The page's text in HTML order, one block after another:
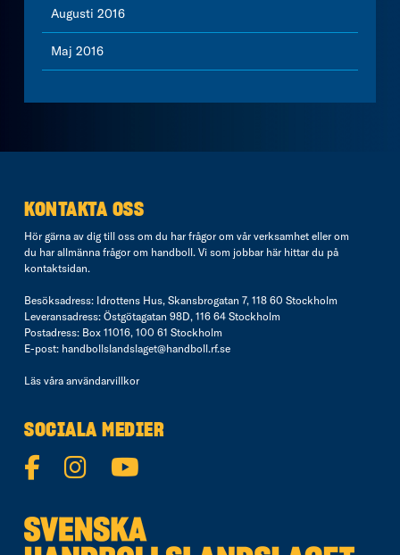
Augusti 2016
Maj 2016
KONTAKTA OSS
Hör gärna av dig till oss om du har frågor om vår verksamhet eller om
du har allmänna frågor om handboll. Vi som jobbar här hittar du på
kontaktsidan.
Besöksadress: Idrottens Hus, Skansbrogatan 7, 118 60 Stockholm
Leveransadress: Östgötagatan 98D, 116 64 Stockholm
Postadress: Box 11016, 100 61 Stockholm
E-post: handbollslandslaget@handboll.rf.se
Läs våra användarvillkor
SOCIALA MEDIER